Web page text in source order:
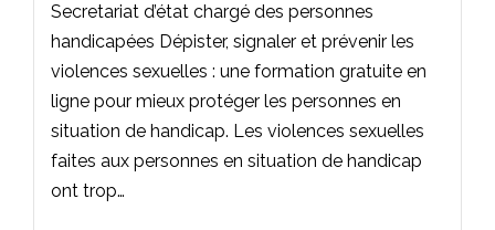
Secretariat d’état chargé des personnes
handicapées Dépister, signaler et prévenir les
violences sexuelles : une formation gratuite en
ligne pour mieux protéger les personnes en
situation de handicap. Les violences sexuelles
faites aux personnes en situation de handicap
ont trop…